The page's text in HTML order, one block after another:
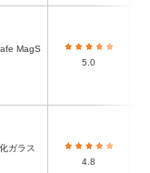
5.0
4.8